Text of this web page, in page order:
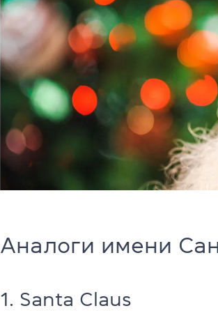
Аналоги имени
1. Santa Claus